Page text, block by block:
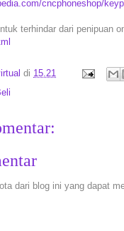
cncphoneshop/
terhindar dari penipuan
di 15.21
dari blog ini yang dapat